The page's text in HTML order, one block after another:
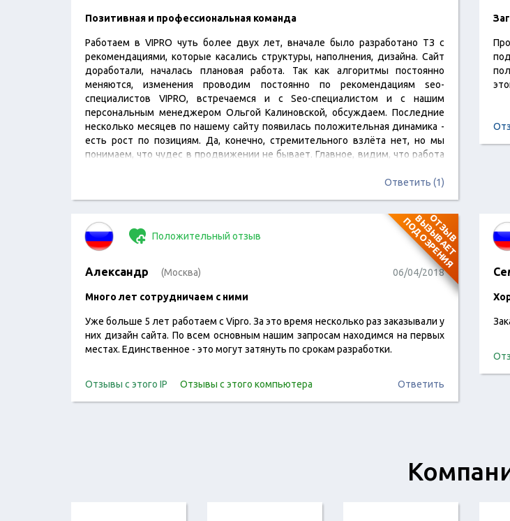
Позитивная и профессиональная команда
Работаем в VIPRO чуть более двух лет, вначале было разработано ТЗ с
рекомендациями, которые касались структуры, наполнения, дизайна. Сайт
доработали, началась плановая работа. Так как алгоритмы постоянно
меняются, изменения проводим постоянно по рекомендациям seo-
специалистов VIPRO, встречаемся и с Seo-специалистом и с нашим
персональным менеджером Ольгой Калиновской, обсуждаем. Последние
несколько месяцев по нашему сайту появилась положительная динамика -
есть рост по позициям. Да, конечно, стремительного взлёта нет, но мы
понимаем, что чудес в продвижении не бывает. Главное, видим, что работа
Ответить (1)
О
Т
З
Ы
В
В
Ы
З
Ы
В
А
Е
Т
П
О
Д
О
З
Р
Е
Н
И
Я
Положительный отзыв
Александр (Москва) 06/04/2018
Много лет сотрудничаем с ними
Уже больше 5 лет работаем с Vipro. За это время несколько раз заказывали у
них дизайн сайта. По всем основным нашим запросам находимся на первых
местах. Единственное - это могут затянуть по срокам разработки.
Отзывы с этого IP Отзывы с этого компьютера Ответить